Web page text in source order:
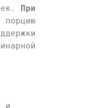
При
порцию
и